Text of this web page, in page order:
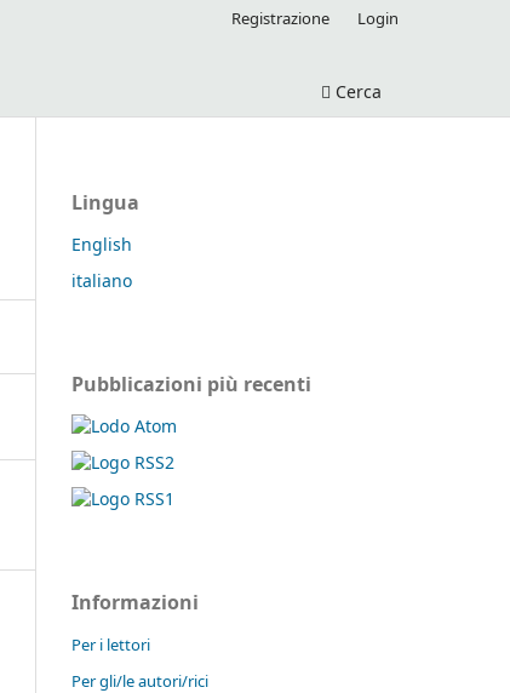
Cerca
Registrazione Login
Lingua
English
italiano
Pubblicazioni più recenti
Informazioni
Per i lettori
Per gli/le autori/rici